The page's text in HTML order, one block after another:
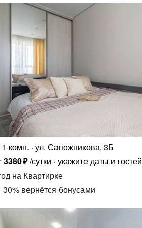
1-комн. ул. Сапожникова, 3Б
3380₽/сутки укажите даты и гостей
на Квартирке
30% вернётся бонусами